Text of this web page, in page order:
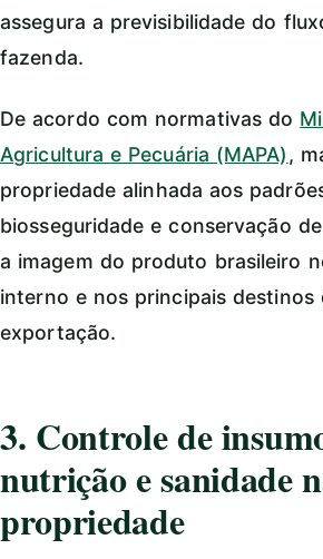
assegura a previsibilidade do
fazenda.
De acordo com normativas do
Agricultura e Pecuária (MAPA),
propriedade alinhada aos
biosseguridade e conservação
a imagem do produto brasileiro
interno e nos principais destinos
exportação.
3. Controle de
nutrição e sanidade
propriedade